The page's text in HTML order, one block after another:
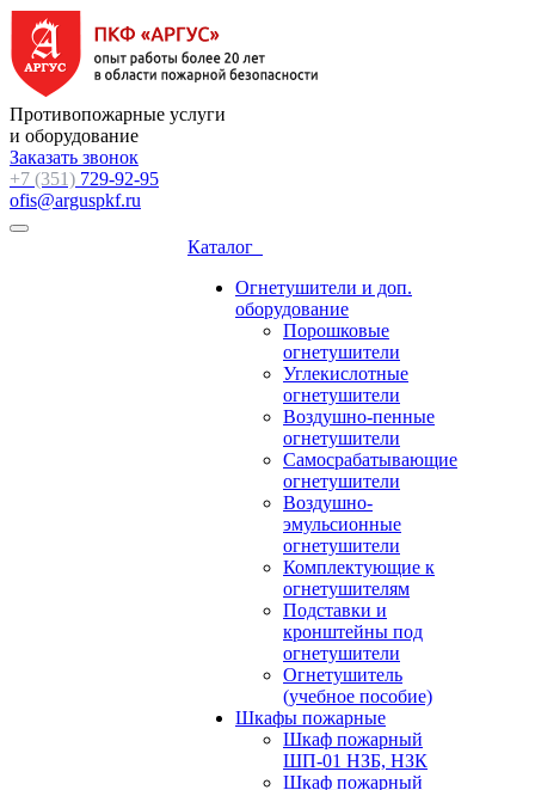
Противопожарные услуги
и оборудование
Заказать звонок
+7 (351) 729-92-95
ofis@arguspkf.ru
Каталог
Огнетушители и доп.
оборудование
Порошковые
огнетушители
Углекислотные
огнетушители
Воздушно-пенные
огнетушители
Самосрабатывающие
огнетушители
Воздушно-
эмульсионные
огнетушители
Комплектующие к
огнетушителям
Подставки и
кронштейны под
огнетушители
Огнетушитель
(учебное пособие)
Шкафы пожарные
Шкаф пожарный
ШП-01 НЗБ, НЗК
Шкаф пожарный